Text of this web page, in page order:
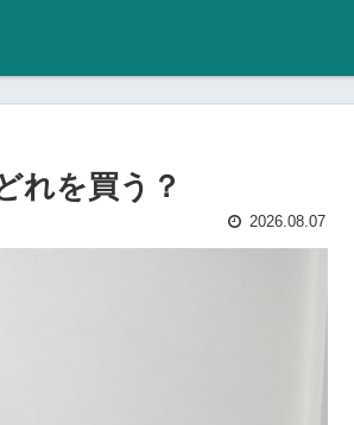
れを買う？
2026.08.07